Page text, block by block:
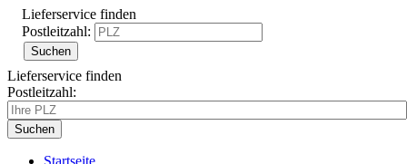
Lieferservice finden
Postleitzahl:
Lieferservice finden
Postleitzahl: